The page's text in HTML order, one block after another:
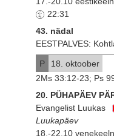
22:31
43. nädal
EESTPALVES:
P
18. oktoober
2Ms 33:12-23; Ps
20. PÜHAPÄEV
Evangelist Luukas
Luukapäev
18.-22.10